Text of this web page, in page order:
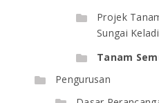
Projek
Sungai
Tanam
Pengurusan